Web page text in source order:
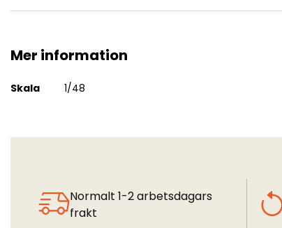
Mer information
Mer
Skala 1/48
Normalt 1-2 arbetsdagars
frakt